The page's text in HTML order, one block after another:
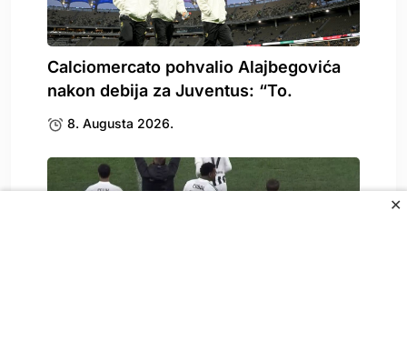
✕
Calciomercato pohvalio Alajbegovića
nakon debija za Juventus: “To.
8. Augusta 2026.